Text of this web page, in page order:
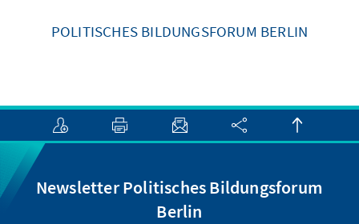
POLITISCHES BILDUNGSFORUM BERLIN
Newsletter Politisches Bildungsforum
Berlin